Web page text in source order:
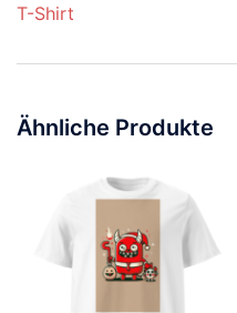
T-Shirt
Ähnliche Produkte